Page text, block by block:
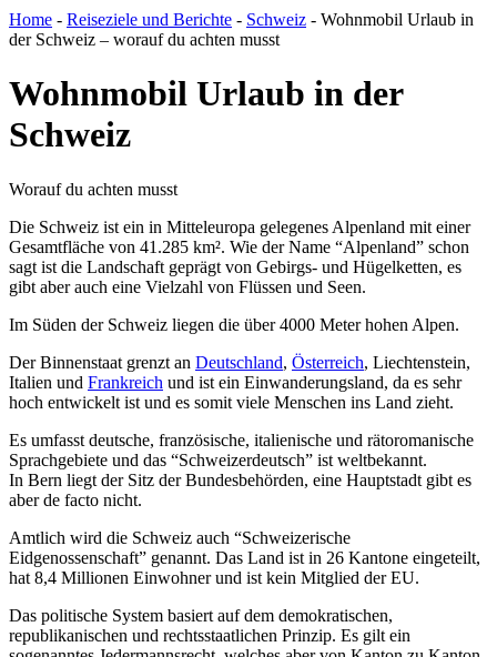
Home - Reiseziele und Berichte - Schweiz - Wohnmobil Urlaub in
der Schweiz – worauf du achten musst
Wohnmobil Urlaub in der
Schweiz
Worauf du achten musst
Die Schweiz ist ein in Mitteleuropa gelegenes Alpenland mit einer
Gesamtfläche von 41.285 km². Wie der Name “Alpenland” schon
sagt ist die Landschaft geprägt von Gebirgs- und Hügelketten, es
gibt aber auch eine Vielzahl von Flüssen und Seen.
Im Süden der Schweiz liegen die über 4000 Meter hohen Alpen.
Der Binnenstaat grenzt an Deutschland, Österreich, Liechtenstein,
Italien und Frankreich und ist ein Einwanderungsland, da es sehr
hoch entwickelt ist und es somit viele Menschen ins Land zieht.
Es umfasst deutsche, französische, italienische und rätoromanische
Sprachgebiete und das “Schweizerdeutsch” ist weltbekannt.
In Bern liegt der Sitz der Bundesbehörden, eine Hauptstadt gibt es
aber de facto nicht.
Amtlich wird die Schweiz auch “Schweizerische
Eidgenossenschaft” genannt. Das Land ist in 26 Kantone eingeteilt,
hat 8,4 Millionen Einwohner und ist kein Mitglied der EU.
Das politische System basiert auf dem demokratischen,
republikanischen und rechtsstaatlichen Prinzip. Es gilt ein